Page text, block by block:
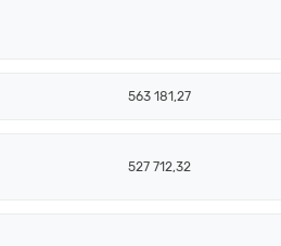
563 181,27
527 712,32